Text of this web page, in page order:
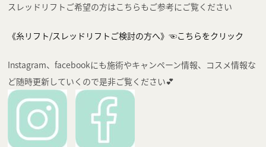
スレッドリフトご希望の方はこちらもご参考にご覧ください
《糸リフト/スレッドリフトご検討の方へ》☜こちらをクリック
Instagram、facebookにも施術やキャンペーン情報、コスメ情報な
ど随時更新していくので是非ご覧ください💕